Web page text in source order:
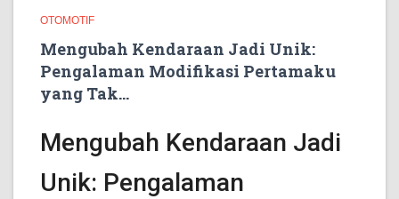
OTOMOTIF
Mengubah Kendaraan Jadi Unik:
Pengalaman Modifikasi Pertamaku
yang Tak…
Mengubah Kendaraan Jadi
Unik: Pengalaman